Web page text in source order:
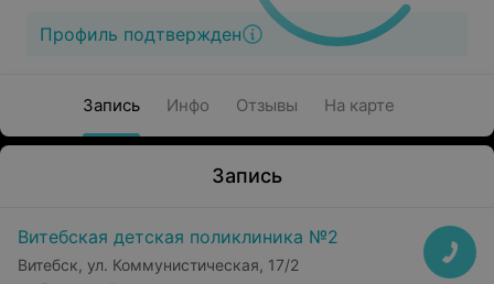
Профиль подтвержден
Запись Инфо Отзывы На карте
Запись
Витебская детская поликлиника №2
Витебск, ул. Коммунистическая, 17/2